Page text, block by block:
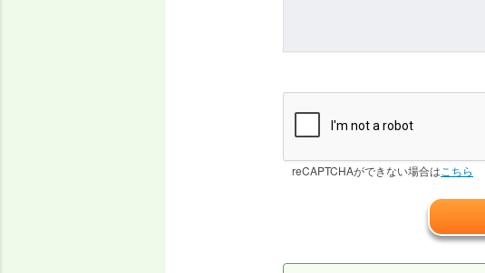
reCAPTCHAができない場合は こちら